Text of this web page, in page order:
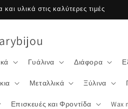
υλικά στις καλύτερες τιμές
Γυάλινα Διάφορα
Μεταλλικά Ξύλινα
Επισκευές και Φροντίδα Wax